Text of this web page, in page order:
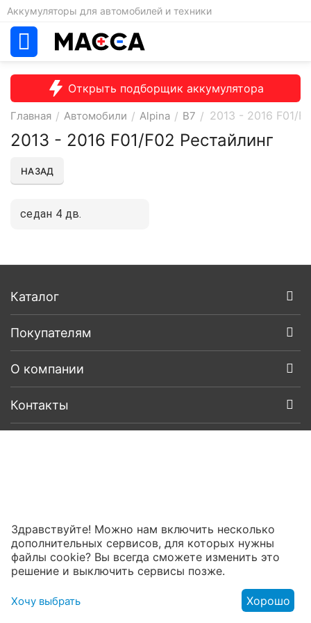
Аккумуляторы для автомобилей и техники
Открыть подборщик аккумулятора
Главная / Автомобили / Alpina / B7 / 2013 - 2016 F01/
2013 - 2016 F01/F02 Рестайлинг
НАЗАД
седан 4 дв.
Каталог
Покупателям
О компании
Контакты
Здравствуйте! Можно нам включить несколько
дополнительных сервисов, для которых нужны
файлы cookie? Вы всегда сможете изменить это
решение и выключить сервисы позже.
Хочу выбрать Хорошо